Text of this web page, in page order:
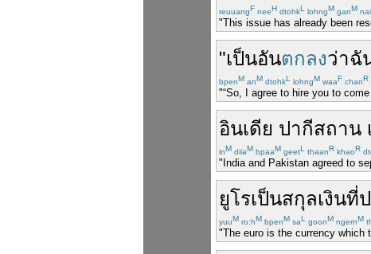
reuuangF neeH dtohkL lohngM ganM nai
"This issue has already been
"เป็นอันตกลงว่าฉั
bpenM anM dtohkL lohngM waaF chanR
"“So, I agree to hire you to
อินเดีย ปากีสถาน
inM diiaM bpaaM geetL thaanR khaoR
"India and Pakistan agreed to
ยูโรเป็นสกุลเงินที่
yuuM ro:hM bpenM saL goonM ngernM
"The euro is the currency which